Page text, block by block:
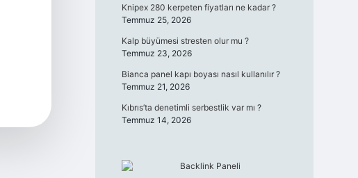
Knipex 280 kerpeten fiyatları ne kadar ?
Temmuz 25, 2026
Kalp büyümesi stresten olur mu ?
Temmuz 23, 2026
Bianca panel kapı boyası nasıl kullanılır ?
Temmuz 21, 2026
Kıbrıs’ta denetimli serbestlik var mı ?
Temmuz 14, 2026